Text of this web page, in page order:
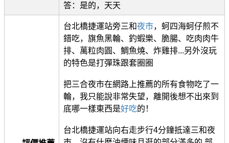
答：是的，天天
台北橋捷運站旁三和夜市，蚵四海蚵仔煎不
錯吃，旗魚黑輪、釣蝦樂、脆腸、吃肉肉牛
排、萬粒肉圓、鯛魚燒、炸雞排...另外沒玩
的特色是打彈珠跟套圈圈
把三合夜市在網路上推薦的所有食物吃了一
輪，我只能說非常失望，離開後想不出來到
底哪一樣東西是好吃的！
台北橋捷運站向右走步行4分鐘抵達三和夜